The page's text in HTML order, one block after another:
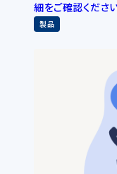
細をご確認ください
製品